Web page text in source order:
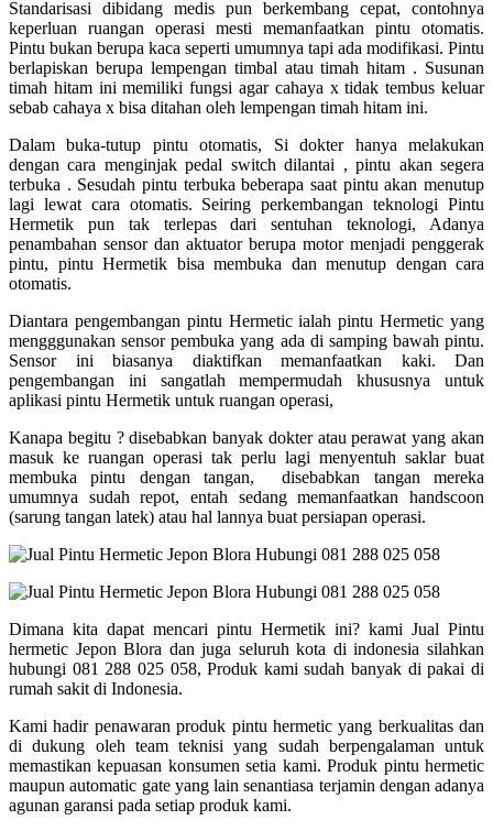
Standarisasi dibidang medis pun berkembang cepat, contohnya
keperluan ruangan operasi mesti memanfaatkan pintu otomatis.
Pintu bukan berupa kaca seperti umumnya tapi ada modifikasi. Pintu
berlapiskan berupa lempengan timbal atau timah hitam . Susunan
timah hitam ini memiliki fungsi agar cahaya x tidak tembus keluar
sebab cahaya x bisa ditahan oleh lempengan timah hitam ini.
Dalam buka-tutup pintu otomatis, Si dokter hanya melakukan
dengan cara menginjak pedal switch dilantai , pintu akan segera
terbuka . Sesudah pintu terbuka beberapa saat pintu akan menutup
lagi lewat cara otomatis. Seiring perkembangan teknologi Pintu
Hermetik pun tak terlepas dari sentuhan teknologi, Adanya
penambahan sensor dan aktuator berupa motor menjadi penggerak
pintu, pintu Hermetik bisa membuka dan menutup dengan cara
otomatis.
Diantara pengembangan pintu Hermetic ialah pintu Hermetic yang
mengggunakan sensor pembuka yang ada di samping bawah pintu.
Sensor ini biasanya diaktifkan memanfaatkan kaki. Dan
pengembangan ini sangatlah mempermudah khususnya untuk
aplikasi pintu Hermetik untuk ruangan operasi,
Kanapa begitu ? disebabkan banyak dokter atau perawat yang akan
masuk ke ruangan operasi tak perlu lagi menyentuh saklar buat
membuka pintu dengan tangan, disebabkan tangan mereka
umumnya sudah repot, entah sedang memanfaatkan handscoon
(sarung tangan latek) atau hal lannya buat persiapan operasi.
Dimana kita dapat mencari pintu Hermetik ini? kami Jual Pintu
hermetic Jepon Blora dan juga seluruh kota di indonesia silahkan
hubungi 081 288 025 058, Produk kami sudah banyak di pakai di
rumah sakit di Indonesia.
Kami hadir penawaran produk pintu hermetic yang berkualitas dan
di dukung oleh team teknisi yang sudah berpengalaman untuk
memastikan kepuasan konsumen setia kami. Produk pintu hermetic
maupun automatic gate yang lain senantiasa terjamin dengan adanya
agunan garansi pada setiap produk kami.